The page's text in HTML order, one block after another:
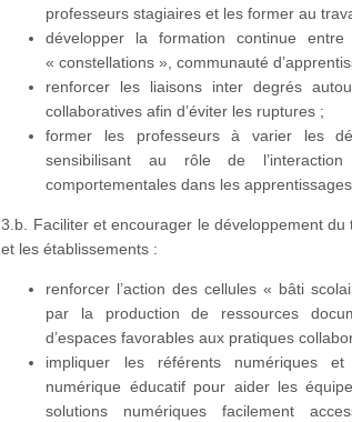
professeurs stagiaires et les former au
développer la formation continue
« constellations », communauté
renforcer les liaisons inter degrés
collaboratives afin d’éviter les ruptures ;
former les professeurs à varier les
sensibilisant au rôle de
comportementales dans les
3.b. Faciliter et encourager le développement
et les établissements :
renforcer l’action des cellules « bâti
par la production de ressources
d’espaces favorables aux pratiques
impliquer les référents numériques
numérique éducatif pour aider les
solutions numériques facilement